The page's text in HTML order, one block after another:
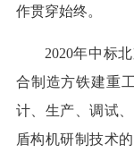
作贯穿始终。
2020年中标
合制造方铁建重
计、生产、调试
盾构机研制技术